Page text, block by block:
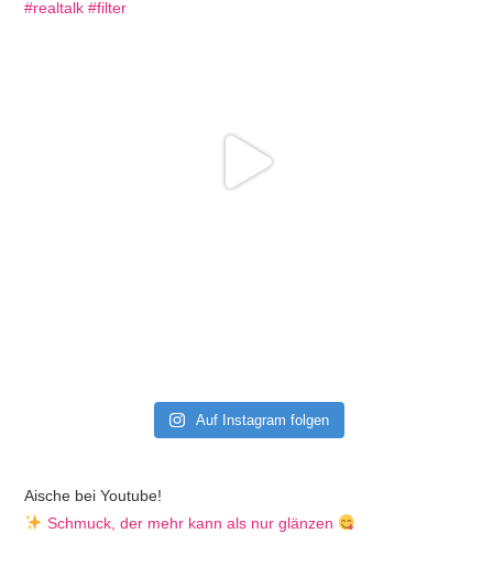
Auf Instagram folgen
Aische bei Youtube!
Schmuck, der mehr kann als nur glänzen